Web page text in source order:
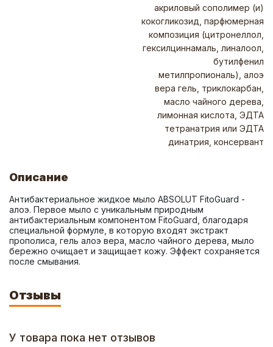
акриловый сополимер (и)
кокогликозид, парфюмерная
композиция (цитронеллол,
гексилциннамаль, линалоол,
бутилфенил
метилпропиональ), алоэ
вера гель, триклокарбан,
масло чайного дерева,
лимонная кислота, ЭДТА
тетранатрия или ЭДТА
динатрия, консервант
Описание
Антибактериальное жидкое мыло ABSOLUT FitoGuard -
алоэ. Первое мыло с уникальным природным
антибактериальным компонентом FitoGuard, благодаря
специальной формуле, в которую входят экстракт
прополиса, гель алоэ вера, масло чайного дерева, мыло
бережно очищает и защищает кожу. Эффект сохраняется
после смывания.
Отзывы
У товара пока нет отзывов